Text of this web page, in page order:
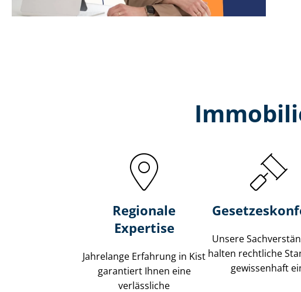
Regionale
Expertise
Jahrelange Erfahrung in Kist
garantiert Ihnen eine
verlässliche
Unsere
halten rechtliche
gewissenhaft